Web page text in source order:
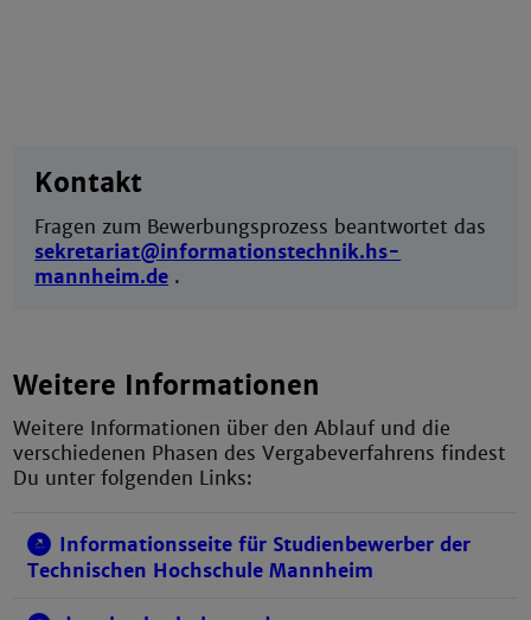
Kontakt
Fragen zum Bewerbungsprozess beantwortet das
sekretariat@informationstechnik.hs-
mannheim.de .
Weitere Informationen
Weitere Informationen über den Ablauf und die
verschiedenen Phasen des Vergabeverfahrens findest
Du unter folgenden Links:
Informationsseite für Studienbewerber der
Technischen Hochschule Mannheim